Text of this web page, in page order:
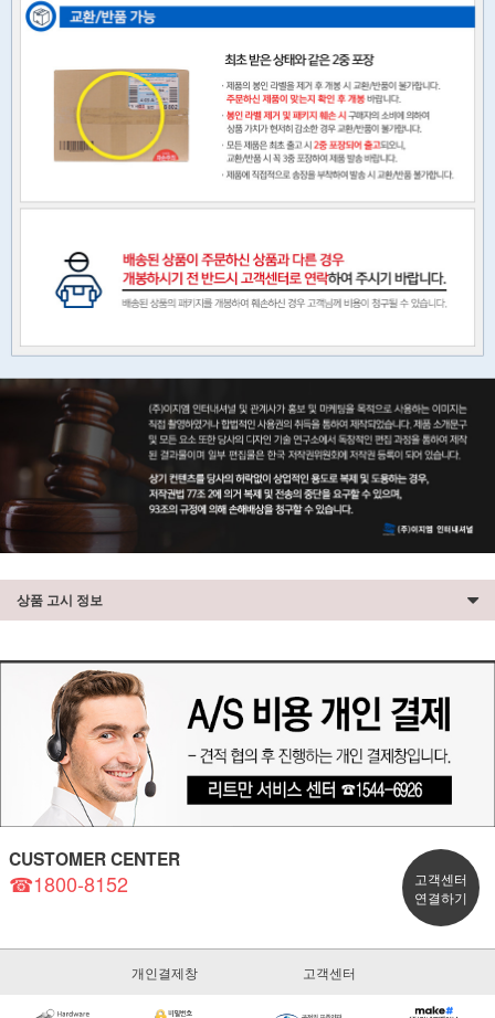
상품 고시 정보
CUSTOMER CENTER
☎1800-8152
고객센터
연결하기
개인결제창 고객센터